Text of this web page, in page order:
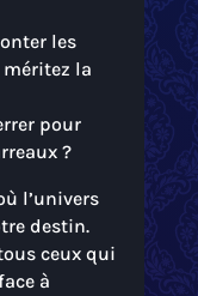
les
méritez la
pour
?
l’univers
destin.
ceux qui
à